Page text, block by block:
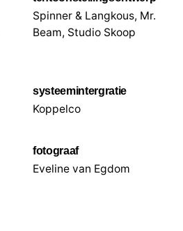
Spinner & Langkous, Mr.
Beam, Studio Skoop
systeemintergratie
Koppelco
fotograaf
Eveline van Egdom